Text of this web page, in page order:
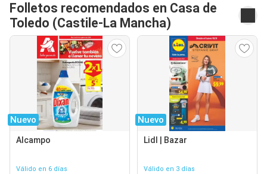
Folletos recomendados en Casa de
Toledo (Castile-La Mancha)
Nuevo
Alcampo
Válido en 6 días
Nuevo
Lidl | Bazar
Válido en 3 días